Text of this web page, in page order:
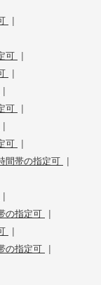
|
可 |
|
|
可 |
|
可 |
間帯の指定可 |
|
の指定可 |
|
の指定可 |